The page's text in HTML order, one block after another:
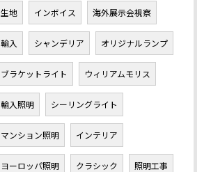
生地 インボイス 海外展示会視察
輸入 シャンデリア オリジナルランプ
ブラケットライト ウィリアムモリス
輸入照明 シーリングライト
マンション照明 インテリア
ヨーロッパ照明 クラシック 照明工事